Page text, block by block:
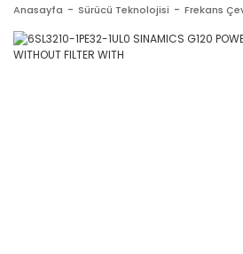
Anasayfa Sürücü Teknolojisi Frekans